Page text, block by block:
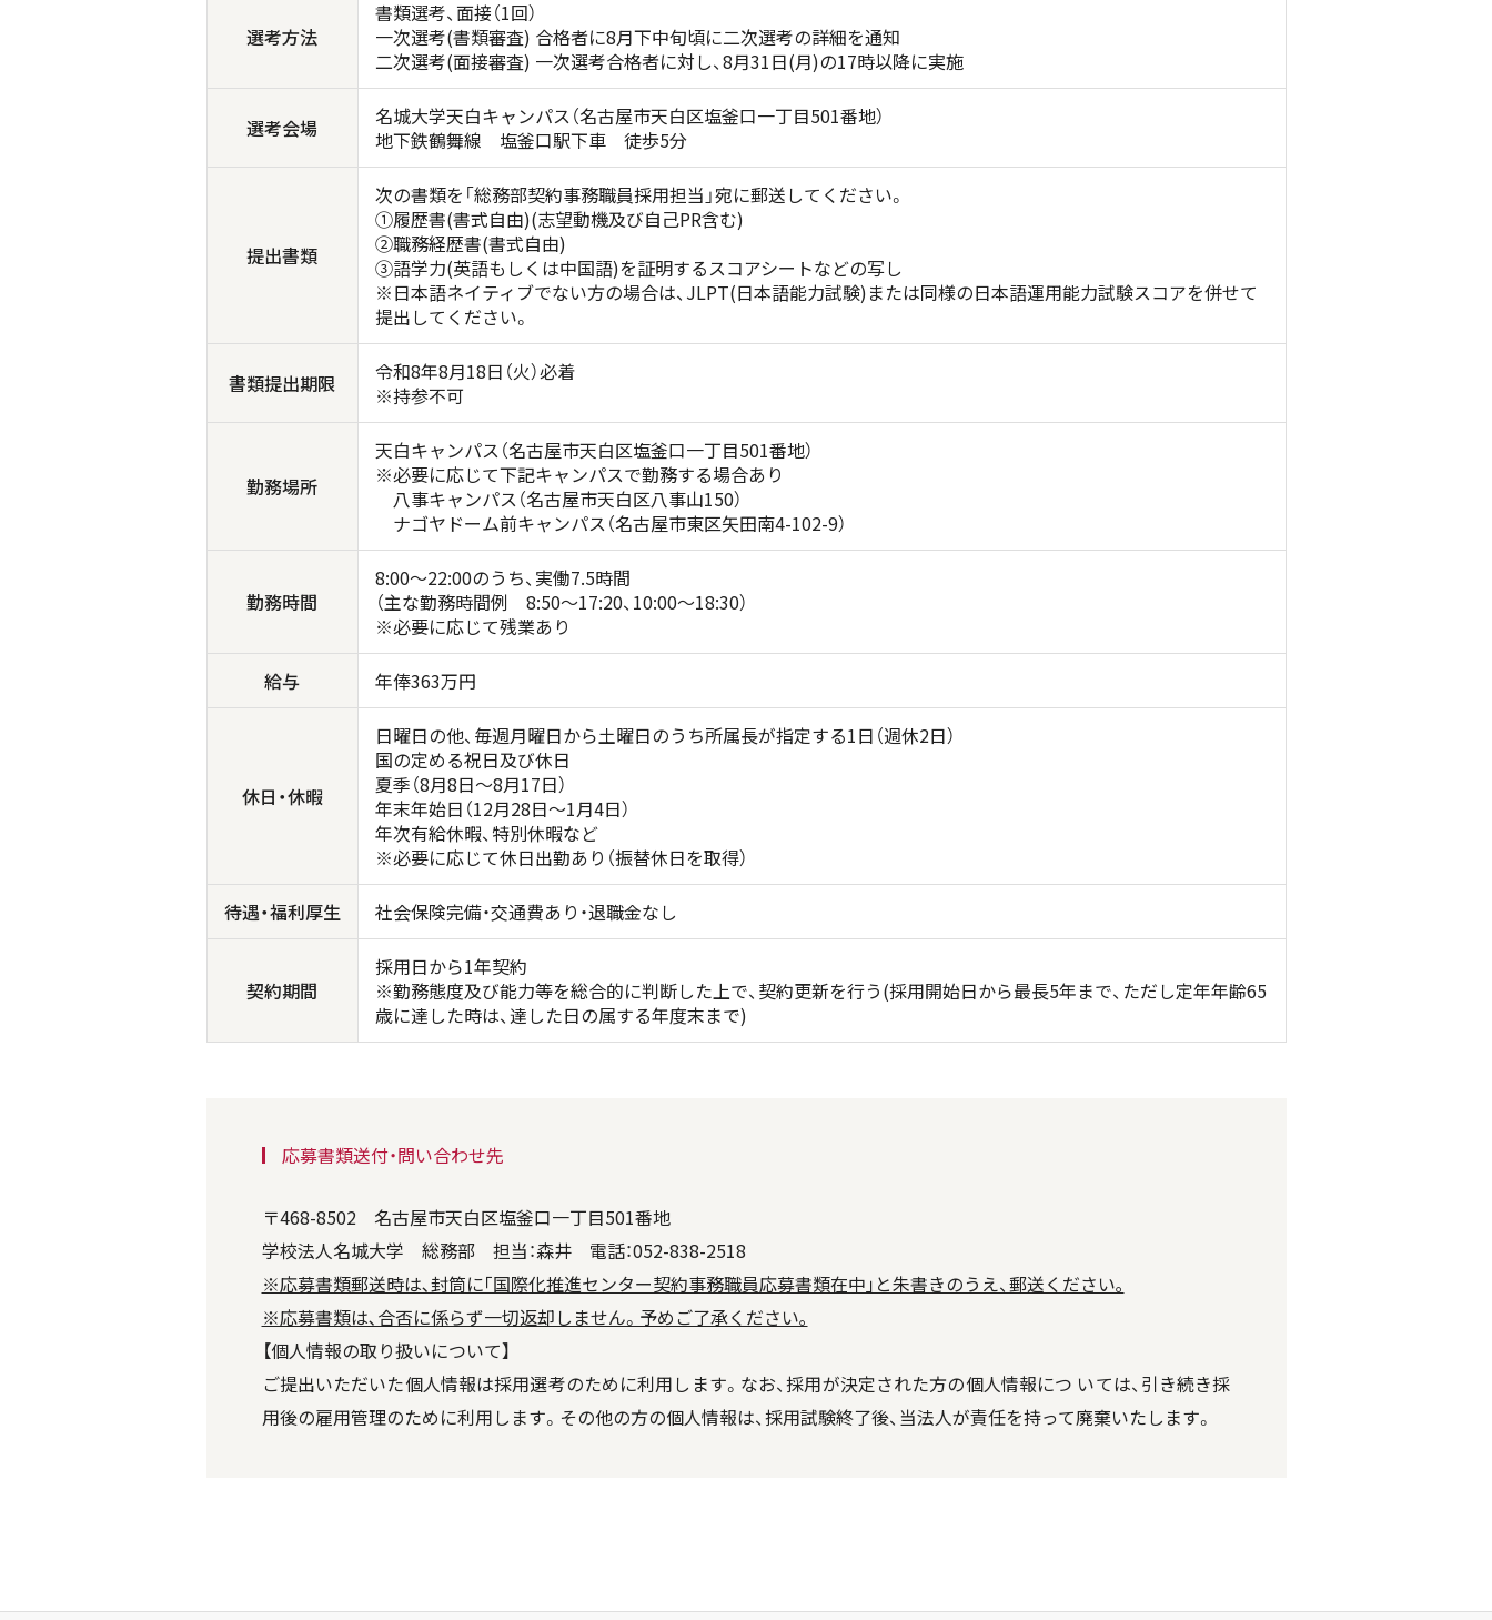
選考方法
書類選考、面接（1回）
一次選考(書類審査) 合格者に8月下中旬頃に二次選考の詳細を通知
二次選考(面接審査) 一次選考合格者に対し、8月31日(月)の17時以降に実施
選考会場
名城大学天白キャンパス（名古屋市天白区塩釜口一丁目501番地）
地下鉄鶴舞線 塩釜口駅下車 徒歩5分
提出書類
次の書類を「総務部契約事務職員採用担当」宛に郵送してください。
①履歴書(書式自由)(志望動機及び自己PR含む)
②職務経歴書(書式自由)
③語学力(英語もしくは中国語)を証明するスコアシートなどの写し
※日本語ネイティブでない方の場合は、JLPT(日本語能力試験)または同様の日本語運用能力試験スコアを併せて
提出してください。
書類提出期限
令和8年8月18日（火）必着
※持参不可
勤務場所
天白キャンパス（名古屋市天白区塩釜口一丁目501番地）
※必要に応じて下記キャンパスで勤務する場合あり
八事キャンパス（名古屋市天白区八事山150）
ナゴヤドーム前キャンパス（名古屋市東区矢田南4-102-9）
勤務時間
8:00～22:00のうち、実働7.5時間
（主な勤務時間例 8:50～17:20、10:00～18:30）
※必要に応じて残業あり
給与 年俸363万円
休日・休暇
日曜日の他、毎週月曜日から土曜日のうち所属長が指定する1日（週休2日）
国の定める祝日及び休日
夏季（8月8日～8月17日）
年末年始日（12月28日～1月4日）
年次有給休暇、特別休暇など
※必要に応じて休日出勤あり（振替休日を取得）
待遇・福利厚生 社会保険完備・交通費あり・退職金なし
契約期間
採用日から1年契約
※勤務態度及び能力等を総合的に判断した上で、契約更新を行う(採用開始日から最長5年まで、ただし定年年齢65
歳に達した時は、達した日の属する年度末まで)
応募書類送付・問い合わせ先
〒468-8502 名古屋市天白区塩釜口一丁目501番地
学校法人名城大学 総務部 担当：森井 電話：052-838-2518
※応募書類郵送時は､封筒に｢国際化推進センター契約事務職員応募書類在中｣と朱書きのうえ、郵送ください｡
※応募書類は､合否に係らず一切返却しません。予めご了承ください｡
【個人情報の取り扱いについて】
ご提出いただいた個人情報は採用選考のために利用します。なお、採用が決定された方の個人情報につ いては、引き続き採
用後の雇用管理のために利用します。その他の方の個人情報は、採用試験終了後、当法人が責任を持って廃棄いたします。